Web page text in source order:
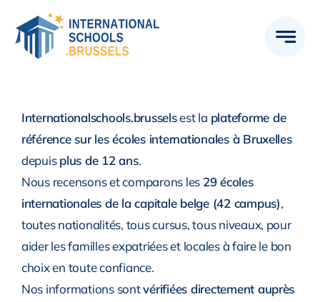
content
Internationalschools.brusselsest la plateforme de
référence sur les écoles internationales à Bruxelles
depuisplus de 12 ans.
Nous recensons et comparons les 29 écoles
internationales de la capitale belge (42 campus),
toutes nationalités, tous cursus, tous niveaux, pour
aider les familles expatriées et locales à faire le bon
choix en toute confiance.
Nos informations sontvérifiées directement auprès